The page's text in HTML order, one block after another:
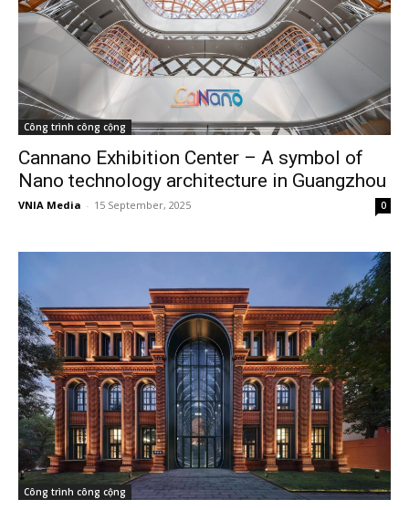
Công trình công cộng
Cannano Exhibition Center – A symbol of
Nano technology architecture in Guangzhou
VNIA Media - 15 September, 2025 0
Công trình công cộng